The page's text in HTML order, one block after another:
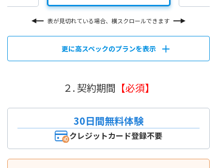
表が見切れている場合、横スクロールできます
更に高スペックのプランを表示
２. 契約期間 【必須】
30日間無料体験
クレジットカード登録不要